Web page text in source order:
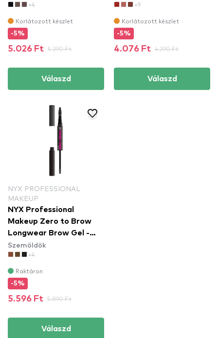
+4
Korlátozott készlet
-5%
5.026 Ft 5.290 Ft
Válaszd
szemhéjfesték
+9
Korlátozott készlet
-5%
4.076 Ft 4.290 Ft
Válaszd
NYX PROFESSIONAL
MAKEUP
NYX Professional
Makeup Zero to Brow
Longwear Brow Gel -
Black (ZTBG08) -
szemöldök gél
Szemöldök
+4
Raktáron
-5%
5.596 Ft 5.890 Ft
Válaszd